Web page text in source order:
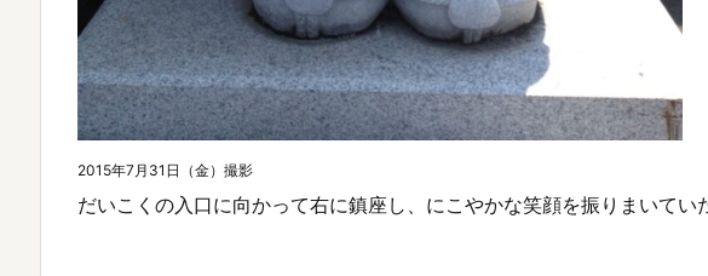
2015年7月31日（金）撮影
だいこくの入口に向かって右に鎮座し、にこやかな笑顔を振りまいてい